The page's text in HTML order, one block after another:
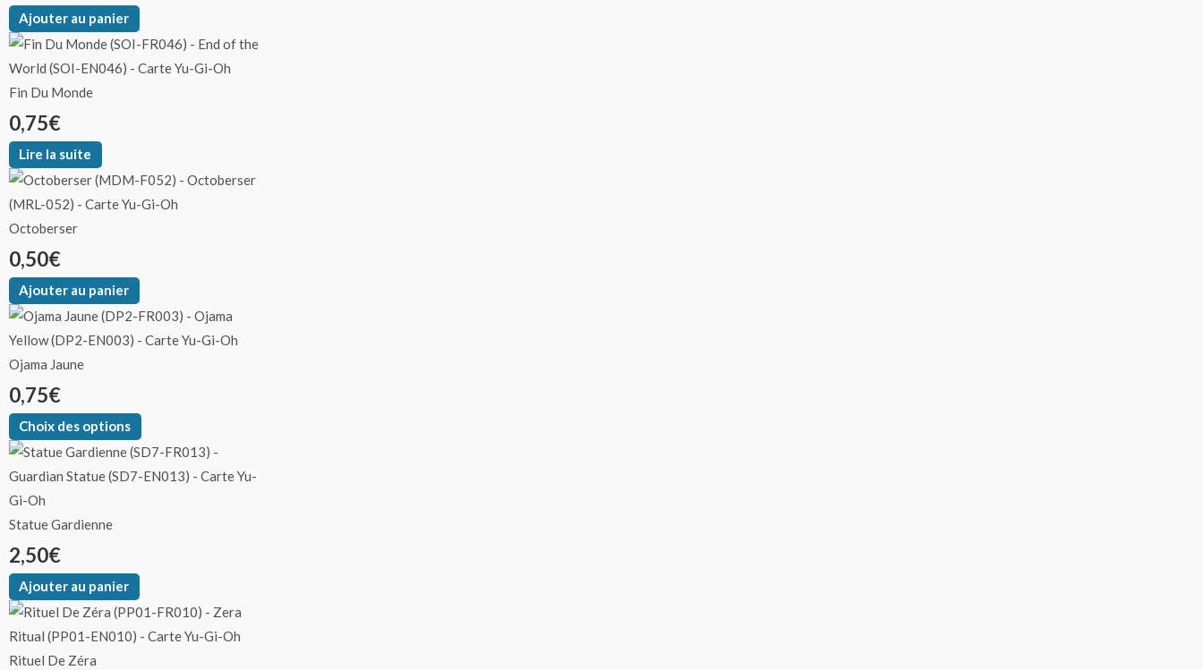
Ajouter au panier
Fin Du Monde
0,75€
Lire la suite
Octoberser
0,50€
Ajouter au panier
Ojama Jaune
0,75€
Choix des options
Statue Gardienne
2,50€
Ajouter au panier
Rituel De Zéra